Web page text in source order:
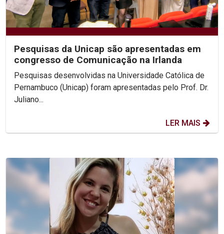
Pesquisas da Unicap são apresentadas em
congresso de Comunicação na Irlanda
Pesquisas desenvolvidas na Universidade Católica de
Pernambuco (Unicap) foram apresentadas pelo Prof. Dr.
Juliano...
LER MAIS